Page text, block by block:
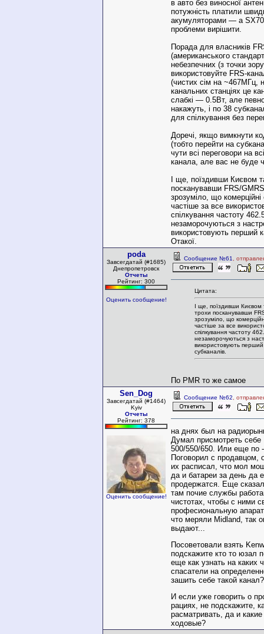
в авто без виносної
потужність платили
акумуляторами — а
проблеми вирішити.
Порада для власників
(американського
небезпечних (з точки
використовуйте FRS-
(чистих сім на ~467МГц,
канальних станціях це
слабкі — 0.5Вт, але
накажуть, і по 38
для спілкування без
Доречі, якщо вимкнути
(тобто перейти на
чути всі переговори на
канала, але вас не буде
І ще, поїздивши Києвом
посканувавши FRS/
зрозуміло, що
частіше за все
спілкування частоту
незаморочуються з
використовують перший
Отакої.
poda
Завсегдатай (#1685)
Днепропетровск
Отчеты
Рейтинг: 300
Оценить сообщение!
Сообщение №61 ,
Цитата:
І ще, поїздивши Києвом
трохи посканувавши
зрозуміло, що
частіше за все
спілкування частоту
незаморочуються з
використовують
субканалів.
По PMR то же самое
Sen_Dog
Завсегдатай (#1464)
Kyiv
Отчеты
Рейтинг: 378
Оценить сообщение!
Сообщение №62 ,
на днях был на
Думал присмотреть себе
500/550/650. Или еще по
Поговорил с продавцом,
их расписал, что мол
да и батареи за день да
продержатся. Еще
там почие службы
чистотах, чтобы с ними
професиональную
что меряли Midland, так
выдают...
Посоветовали взять
подскажите кто то юзал
еще как узнать на каких
спасатели на
зашить себе такой
И если уже говорить о
рациях, не подскажите,
расматривать, да и
ходовые?